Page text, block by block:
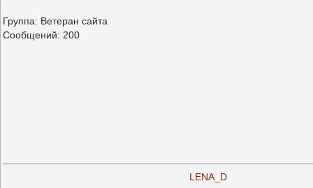
Группа: Ветеран сайта
Сообщений: 200
LENA_D